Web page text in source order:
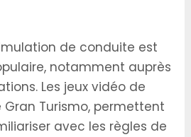
de conduite est
notamment auprès
Les jeux vidéo de
Turismo, permettent
avec les règles de